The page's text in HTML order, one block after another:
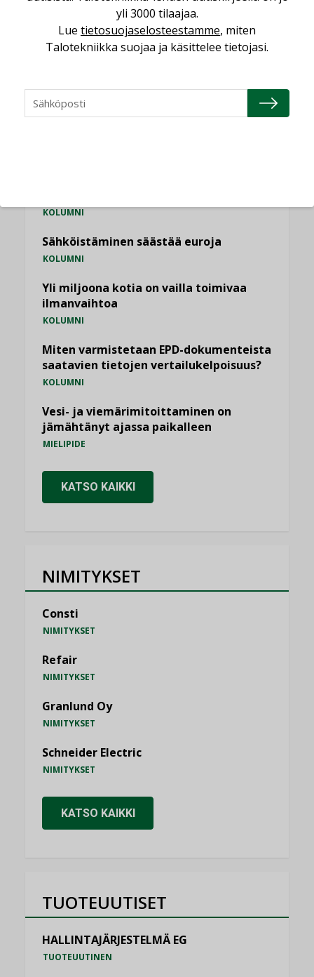
LEHDEN ARTIKKELIT ,TILAAJILLE
KATSO KAIKKI
KOLUMNI
Sähköistäminen säästää euroja
KOLUMNI
Yli miljoona kotia on vailla toimivaa
ilmanvaihtoa
KOLUMNI
Miten varmistetaan EPD-dokumenteista
saatavien tietojen vertailukelpoisuus?
KOLUMNI
Vesi- ja viemärimitoittaminen on
jämähtänyt ajassa paikalleen
MIELIPIDE
KATSO KAIKKI
NIMITYKSET
Consti
NIMITYKSET
Refair
NIMITYKSET
Granlund Oy
NIMITYKSET
Schneider Electric
NIMITYKSET
KATSO KAIKKI
TUOTEUUTISET
HALLINTAJÄRJESTELMÄ EG
TUOTEUUTINEN
yli 3000 tilaajaa.
Lue tietosuojaselosteestamme, miten
Talotekniikka suojaa ja käsittelee tietojasi.